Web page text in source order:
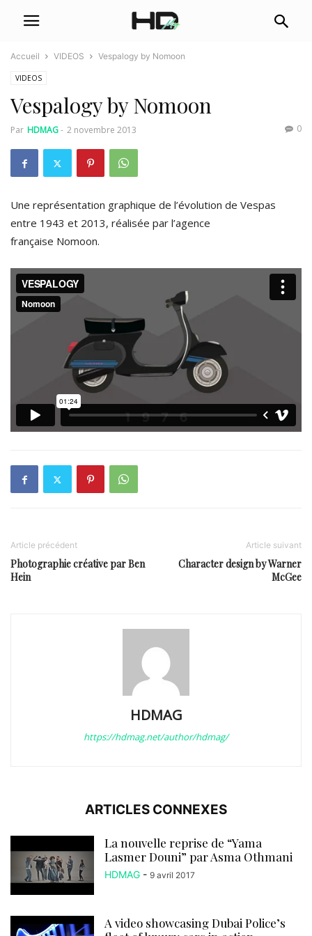
Accueil VIDEOS Vespalogy by Nomoon
VIDEOS
Vespalogy by Nomoon
Par HDMAG- 2 novembre 2013 0
Une représentation graphique de l’évolution de Vespas
entre 1943 et 2013, réalisée par l’agence
française Nomoon.
Article précédent
Photographie créative par Ben
Hein
Article suivant
Character design by Warner
McGee
HDMAG
https://hdmag.net/author/hdmag/
ARTICLES CONNEXES
La nouvelle reprise de “Yama
Lasmer Douni” par Asma Othmani
HDMAG - 9 avril 2017
A video showcasing Dubai Police’s